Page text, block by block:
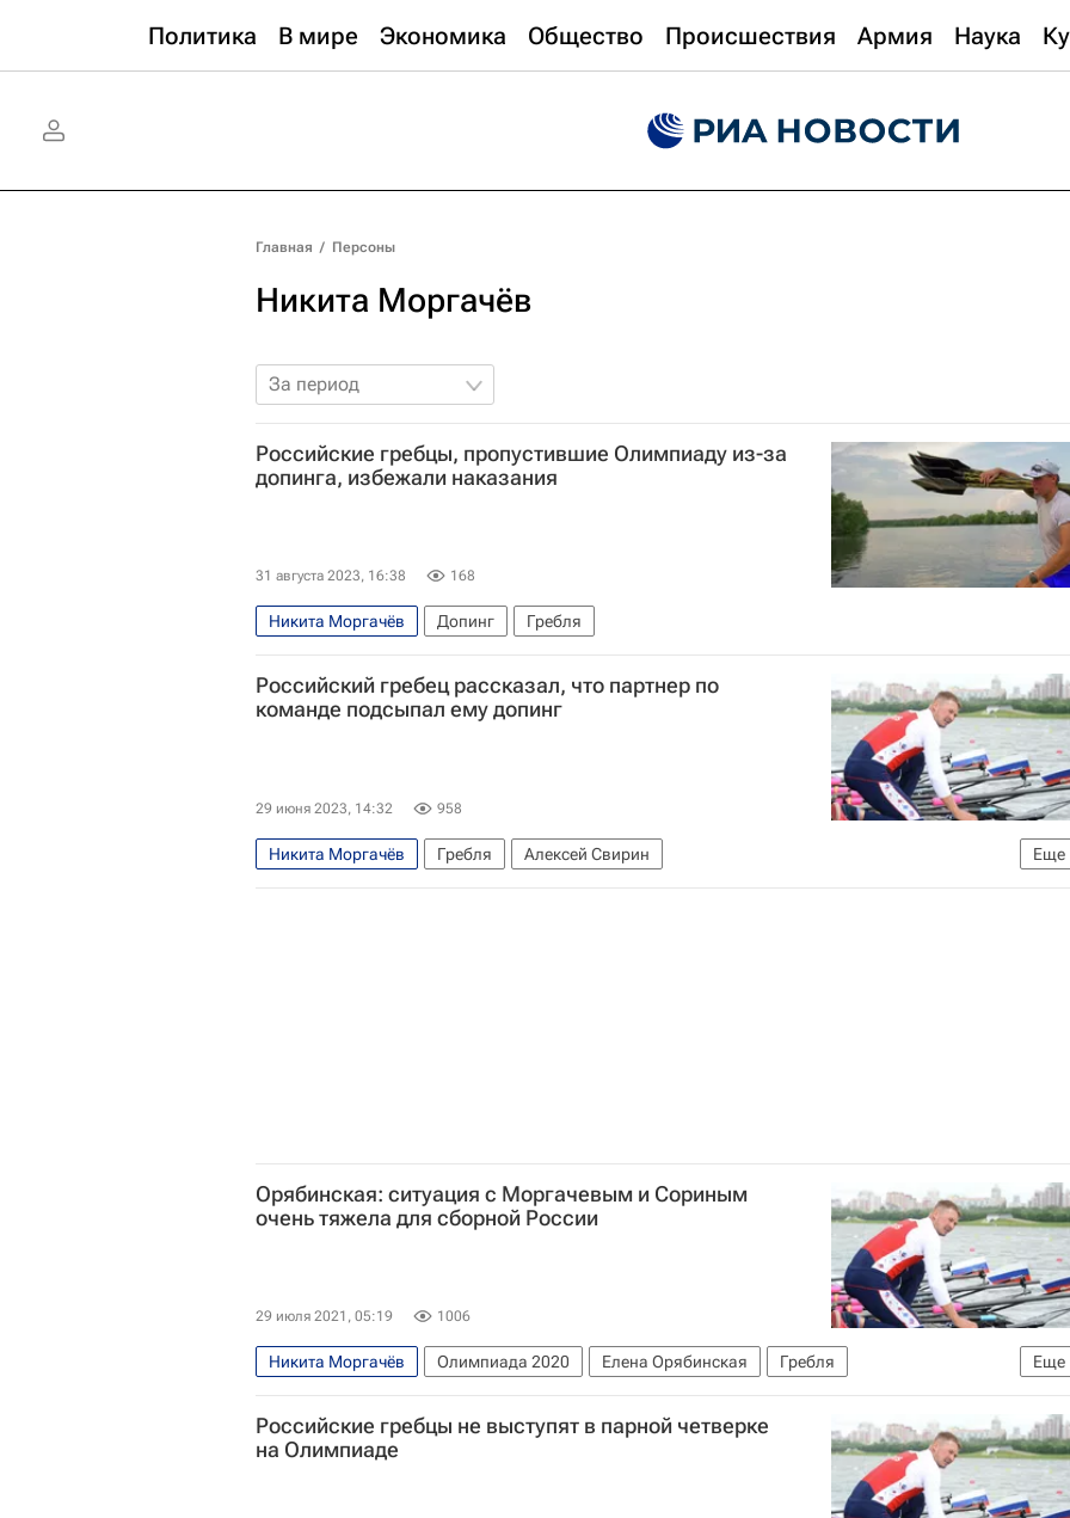
Политика В мире Экономика Общество Происшествия Армия Наука
Главная / Персоны
Никита Моргачёв
За период
Российские гребцы, пропустившие Олимпиаду из-за
допинга, избежали наказания
31 августа 2023, 16:38 168
Никита Моргачёв Допинг Гребля
Российский гребец рассказал, что партнер по
команде подсыпал ему допинг
29 июня 2023, 14:32 958
Еще
Никита Моргачёв Гребля
Алексей Свирин
Федерация гребного спорта России (ФГСР)
Орябинская: ситуация с Моргачевым и Сориным
очень тяжела для сборной России
29 июля 2021, 05:19 1006
Еще
Никита Моргачёв Олимпиада 2020 Елена Орябинская
Гребля
Академическая гребля
Российские гребцы не выступят в парной четверке
на Олимпиаде